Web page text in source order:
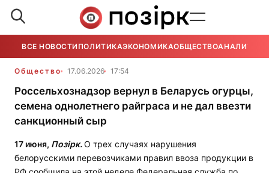
ВСЕ НОВОСТИ ПОЛИТИКАЭКОНОМИКАОБЩЕСТВОАНАЛИТИКА
Общество 17.06.2026 17:54
Россельхознадзор вернул в Беларусь огурцы,
семена однолетнего райграса и не дал ввезти
санкционный сыр
17 июня, Позірк.О трех случаях нарушения
белорусскими перевозчиками правил ввоза продукции в